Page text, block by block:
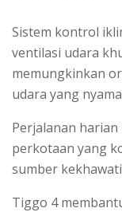
Sistem kontrol
ventilasi udara
memungkinkan
udara yang
Perjalanan
perkotaan yang
sumber
Tiggo 4